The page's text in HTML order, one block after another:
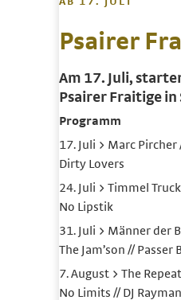
Psairer
Am 17. Juli,
Psairer Fraitige in
Programm
17. Juli > Marc Pircher
Dirty Lovers
24. Juli > Timmel
No Lipstik
31. Juli > Männer der
The Jam’son // Passer
7. August > The
No Limits // DJ Rayman